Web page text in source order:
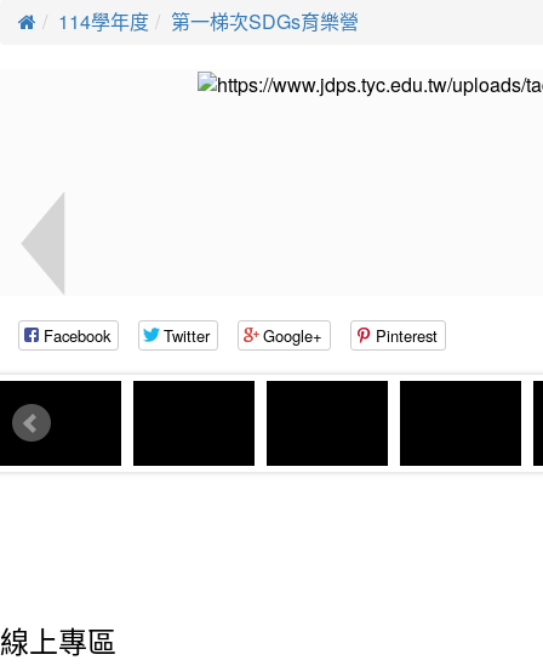
114學年度 第一梯次SDGs育樂營
Facebook Twitter Google+ Pinterest
線上專區